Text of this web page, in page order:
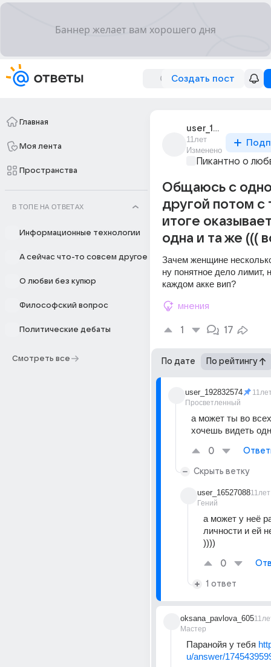
Создать пост
Главная
Моя лента
Пространства
В ТОПЕ НА ОТВЕТАХ
Информационные технологии
А сейчас что-то совсем другое
О любви без купюр
Философский вопрос
Политические дебаты
Смотреть все
user_16527088
11лет
Изменено
Пикантно о
Общаюсь с
другой потом с
итоге
одна и та же (((
Зачем женщине
ну понятное дело лимит,
каждом акке вип?
мнения
1 17
По дате По рейтингу
user_192832574
Просветленный
а может ты во
хочешь видеть
0
Скрыть ветку
user_16527088
Гений
11лет
а может у неё
личности и ей
))))
0
1 ответ
oksana_pavlova_605
Мастер
Паранойя у тебя
u/answer/